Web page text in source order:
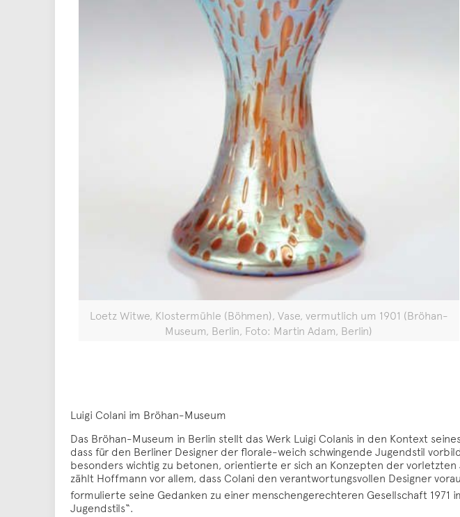
Loetz Witwe, Klostermühle (Böhmen), Vase, vermutlich um 1901 (Bröhan-
Museum, Berlin, Foto: Martin Adam, Berlin)
Luigi Colani im Bröhan-Museum
Das Bröhan-Museum in Berlin stellt das Werk Luigi Colanis in den Kontext
dass für den Berliner Designer der florale-weich schwingende Jugendstil
besonders wichtig zu betonen, orientierte er sich an Konzepten der
zählt Hoffmann vor allem, dass Colani den verantwortungsvollen Designer
formulierte seine Gedanken zu einer menschengerechteren Gesellschaft 1971
Jugendstils“.